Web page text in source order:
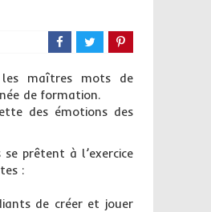
maîtres mots de
de formation.
des émotions des
prêtent à l’exercice
:
de créer et jouer